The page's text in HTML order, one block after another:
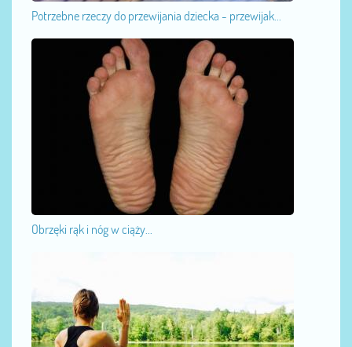
Potrzebne rzeczy do przewijania dziecka - przewijak...
Obrzęki rąk i nóg w ciąży...